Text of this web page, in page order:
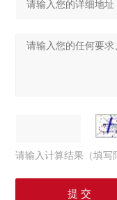
请输入计算结果（填写